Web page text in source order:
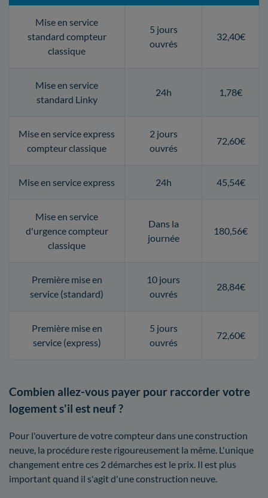
Mise en service
standard compteur
classique
5 jours
ouvrés
32,40€
Mise en service
standard Linky
24h 1,78€
Mise en service express
compteur classique
2 jours
ouvrés
72,60€
Mise en service express 24h 45,54€
Mise en service
d'urgence compteur
classique
Dans la
journée
180,56€
Première mise en
service (standard)
10 jours
ouvrés
28,84€
Première mise en
service (express)
5 jours
ouvrés
72,60€
Combien allez-vous payer pour raccorder votre
logement s'il est neuf ?
Pour l'ouverture de votre compteur dans une construction
neuve, la procédure reste rigoureusement la même. L'unique
changement entre ces 2 démarches est le prix. Il est plus
important quand il s'agit d'une construction neuve.